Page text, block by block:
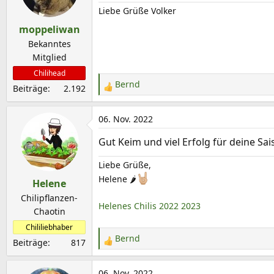
i
o
moppeliwan
Bekanntes
Mitglied
Chilihead
Beiträge 2.192
Liebe Grüße Volker
R
e
a
k
t
i
o
n
n
Bernd
Helene
Chilipflanzen-
Chaotin
Chililiebhaber
Beiträge 817
06. Nov. 2022
Gut Keim und viel Erfolg für deine
Liebe Grüße,
Helene 🌶
Helenes Chilis 2022 2023
R
e
a
Bernd